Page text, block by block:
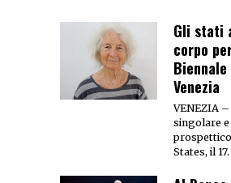
Gli stati
corpo
Biennale
Venezia
VENEZIA
singolare e
States, il